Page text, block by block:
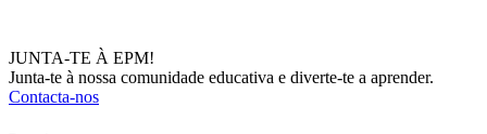
JUNTA-TE À EPM!
Junta-te à nossa comunidade educativa e diverte-te a aprender.
Contacta-nos